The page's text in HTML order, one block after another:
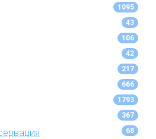
1095
43
106
42
217
666
1793
367
68